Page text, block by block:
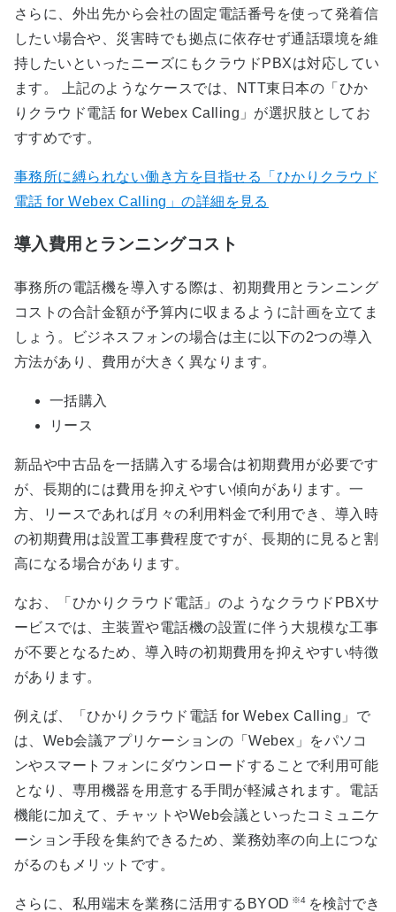
さらに、外出先から会社の固定電話番号を使って発着信
したい場合や、災害時でも拠点に依存せず通話環境を維
持したいといったニーズにもクラウドPBXは対応してい
ます。 上記のようなケースでは、NTT東日本の「ひか
りクラウド電話 for Webex Calling」が選択肢としてお
すすめです。
事務所に縛られない働き方を目指せる「ひかりクラウド
電話 for Webex Calling」の詳細を見る
導入費用とランニングコスト
事務所の電話機を導入する際は、初期費用とランニング
コストの合計金額が予算内に収まるように計画を立てま
しょう。ビジネスフォンの場合は主に以下の2つの導入
方法があり、費用が大きく異なります。
一括購入
リース
新品や中古品を一括購入する場合は初期費用が必要です
が、長期的には費用を抑えやすい傾向があります。一
方、リースであれば月々の利用料金で利用でき、導入時
の初期費用は設置工事費程度ですが、長期的に見ると割
高になる場合があります。
なお、「ひかりクラウド電話」のようなクラウドPBXサ
ービスでは、主装置や電話機の設置に伴う大規模な工事
が不要となるため、導入時の初期費用を抑えやすい特徴
があります。
例えば、「ひかりクラウド電話 for Webex Calling」で
は、Web会議アプリケーションの「Webex」をパソコ
ンやスマートフォンにダウンロードすることで利用可能
となり、専用機器を用意する手間が軽減されます。電話
機能に加えて、チャットやWeb会議といったコミュニケ
ーション手段を集約できるため、業務効率の向上につな
がるのもメリットです。
さらに、私用端末を業務に活用するBYOD ※4 を検討でき